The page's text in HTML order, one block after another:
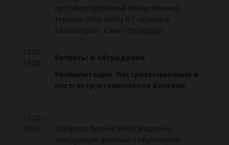
противоопухолевой лекарственной
терапии ООО ММЦ ВТ «Клиника
Белоостров». Санкт-Петербург.
13:05–
13:20
Вопросы и обсуждение
13:20–
13:50
Реабилитация. Пострезекционные и
постгастрэктомические болезни
Захарова Полина Александровна,
заведующая дневным стационаром